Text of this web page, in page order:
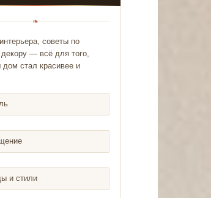
❧
советы по
— всё для того,
стал красивее и
и стили